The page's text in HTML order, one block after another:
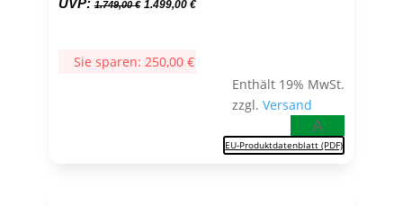
UVP: 1.749,00€
1.749,00 €
1.499,00 €
Sie sparen: 250,00 €
Enthält 19% MwSt.
zzgl.Versand
A
EU-Produktdatenblatt (PDF)